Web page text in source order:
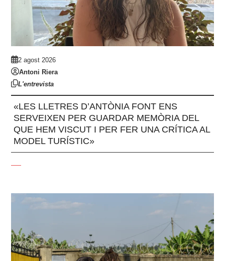
2 agost 2026
Antoni Riera
L'entrevista
«LES LLETRES D’ANTÒNIA FONT ENS
SERVEIXEN PER GUARDAR MEMÒRIA DEL
QUE HEM VISCUT I PER FER UNA CRÍTICA AL
MODEL TURÍSTIC»